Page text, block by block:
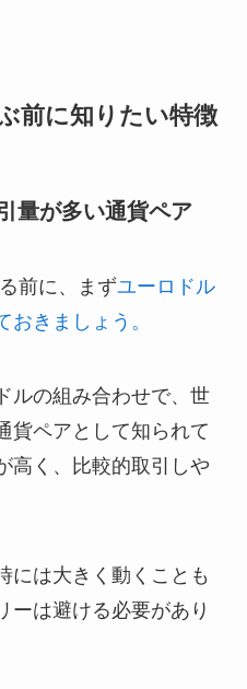
前に知りたい特徴
量が多い通貨ペア
前に、まずユーロドル
きましょう。
ルの組み合わせで、世
貨ペアとして知られて
高く、比較的取引しや
には大きく動くことも
ーは避ける必要があり